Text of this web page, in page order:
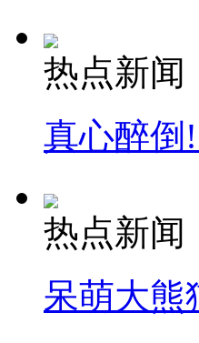
热点新闻
真心醉倒
热点新闻
呆萌大熊